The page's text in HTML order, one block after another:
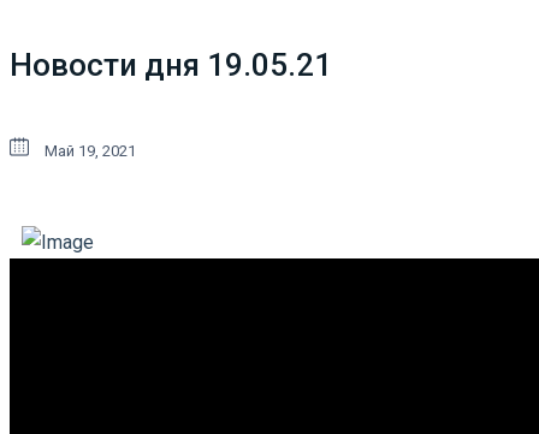
Новости дня 19.05.21
Май 19, 2021